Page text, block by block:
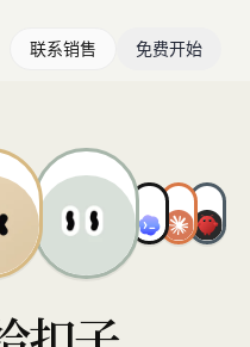
联系销售 免费开始